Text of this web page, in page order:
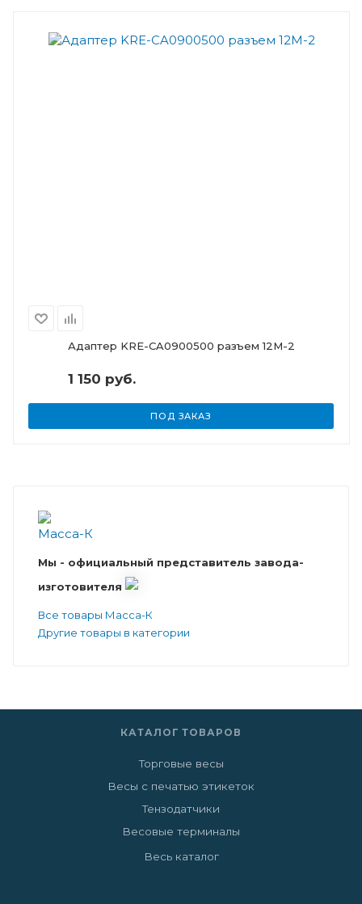
Адаптер KRE-CA0900500 разъем 12М-2
1 150 руб.
ПОД ЗАКАЗ
Мы - официальный представитель завода-
изготовителя
Все товары Масса-К
Другие товары в категории
КАТАЛОГ ТОВАРОВ
Торговые весы
Весы с печатью этикеток
Тензодатчики
Весовые терминалы
Весь каталог